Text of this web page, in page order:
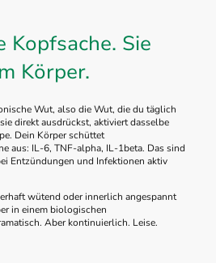
Sie
Körper.
Wut, also die Wut, die du täglich
direkt ausdrückst, aktiviert dasselbe
Dein Körper schüttet
aus: IL-6, TNF-alpha, IL-1beta. Das sind
Entzündungen und Infektionen aktiv
wütend oder innerlich angespannt
in einem biologischen
Aber kontinuierlich. Leise.